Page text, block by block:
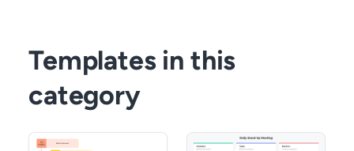
Templates in this
category